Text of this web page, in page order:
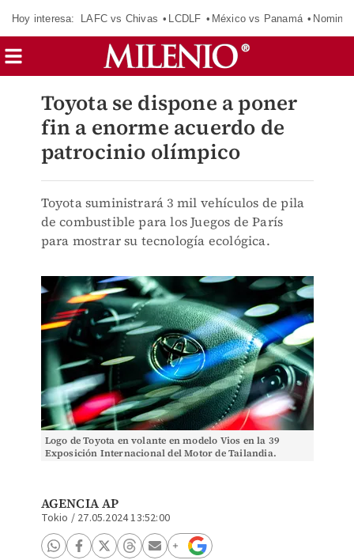
Hoy interesa: LAFC vs Chivas LCDLF México vs Panamá
Toyota se dispone a poner
fin a enorme acuerdo de
patrocinio olímpico
Toyota suministrará 3 mil vehículos de pila
de combustible para los Juegos de París
para mostrar su tecnología ecológica.
Logo de Toyota en volante en modelo Vios en la 39
Exposición Internacional del Motor de Tailandia.
AGENCIA AP
Tokio / 27.05.2024 13:52:00